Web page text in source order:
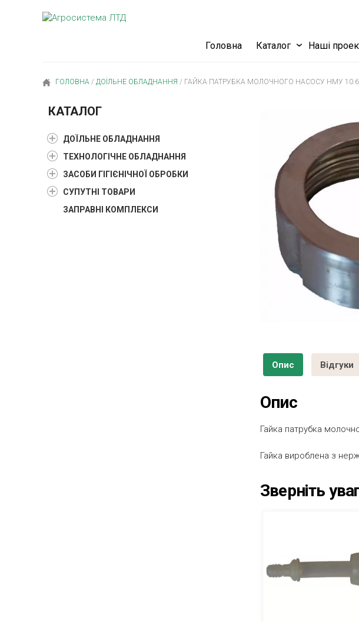
Головна Каталог Наші
ГОЛОВНА / ДОЇЛЬНЕ ОБЛАДНАННЯ / ГАЙКА ПАТРУБКА МОЛОЧНОГО НАСОСУ НМУ
Опис Відгуки
Опис
Гайка патрубка
Гайка вироблена з
Зверніть
КАТАЛОГ
ДОЇЛЬНЕ ОБЛАДНАННЯ
ТЕХНОЛОГІЧНЕ ОБЛАДНАННЯ
ЗАСОБИ ГІГІЄНІЧНОЇ ОБРОБКИ
СУПУТНІ ТОВАРИ
ЗАПРАВНІ КОМПЛЕКСИ